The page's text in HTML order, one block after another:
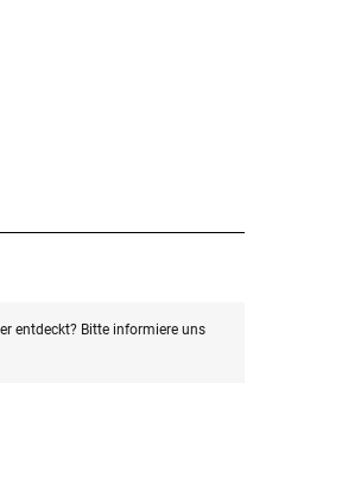
entdeckt? Bitte informiere uns